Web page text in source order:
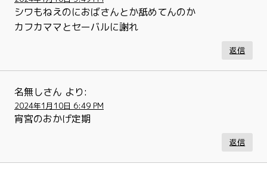
シワもねえのにおばさんとか舐めてんのか
カフカママとセーバルに謝れ
返信
名無しさん より:
2024年1月10日 6:49 PM
宵宮のおかげ定期
返信